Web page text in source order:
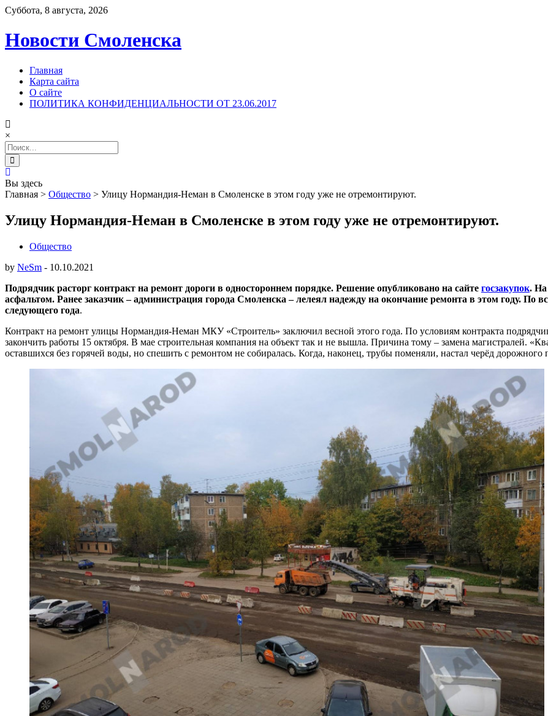
Суббота, 8 августа, 2026
Новости Смоленска
Главная
Карта сайта
О сайте
ПОЛИТИКА КОНФИДЕНЦИАЛЬНОСТИ ОТ 23.06.2017
×
Search
for:
Вы здесь
Главная > Общество > Улицу Нормандия-Неман в Смоленске в этом году уже не отремонтируют.
Улицу Нормандия-Неман в Смоленске в этом году уже не отремонтируют.
Общество
by NeSm - 10.10.2021
Подрядчик расторг контракт на ремонт дороги в одностороннем порядке. Решение опубликовано на сайте госзакупок. На
асфальтом. Ранее заказчик – администрация города Смоленска – лелеял надежду на окончание ремонта в этом году. По
следующего года.
Контракт на ремонт улицы Нормандия-Неман МКУ «Строитель» заключил весной этого года. По условиям контракта
закончить работы 15 октября. В мае строительная компания на объект так и не вышла. Причина тому – замена магистралей.
оставшихся без горячей воды, но спешить с ремонтом не собиралась. Когда, наконец, трубы поменяли, настал черёд